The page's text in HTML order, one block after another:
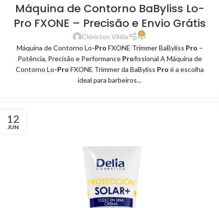
Máquina de Contorno BaByliss Lo-
Pro FXONE – Precisão e Envio Grátis
Clériston Viléla 0
Máquina de Contorno Lo-Pro FXONE Trimmer BaByliss Pro –
Potência, Precisão e Performance Profissional A Máquina de
Contorno Lo-Pro FXONE Trimmer da BaByliss Pro é a escolha
ideal para barbeiros...
12
JUN